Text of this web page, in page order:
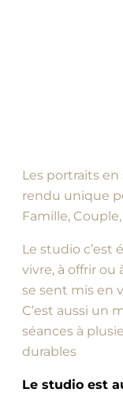
Les portraits en
rendu unique
Famille,
Le studio c’est
vivre, à offrir ou
se sent mis en
C’est aussi un
séances à
durables
Le studio est